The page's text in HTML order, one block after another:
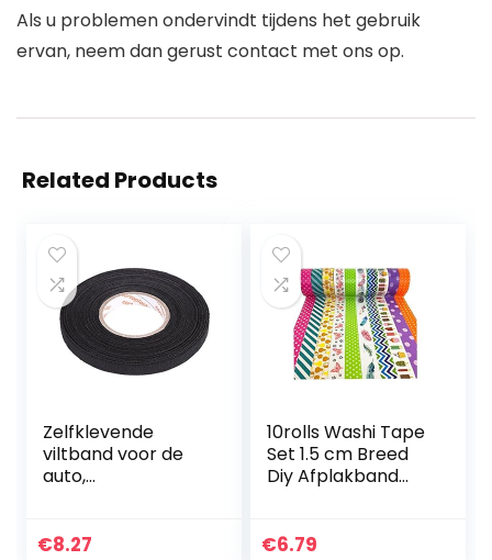
Als u problemen ondervindt tijdens het gebruik
ervan, neem dan gerust contact met ons op.
Related Products
Zelfklevende
viltband voor de
auto,
anti-piepend
€8.27
10rolls Washi Tape
Set 1.5 cm Breed
Diy Afplakband
Afplakband voor
€6.79